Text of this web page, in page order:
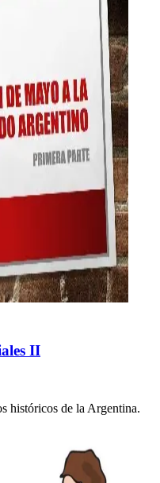
II
históricos de la Argentina.